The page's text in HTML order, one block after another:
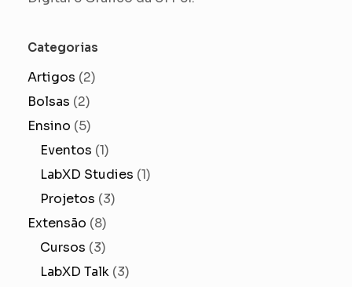
Categorias
Artigos (2)
Bolsas (2)
Ensino (5)
Eventos (1)
LabXD Studies (1)
Projetos (3)
Extensão (8)
Cursos (3)
LabXD Talk (3)